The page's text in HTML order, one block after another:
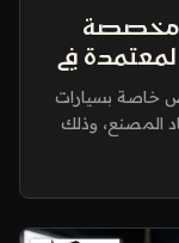
مخصصة
في
خاصة بسيارات
المصنع، وذلك